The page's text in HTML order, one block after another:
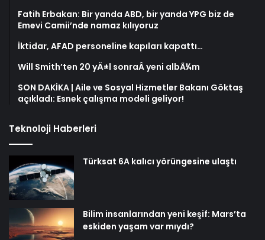
Fatih Erbakan: Bir yanda ABD, bir yanda YPG biz de
Emevi Camii’nde namaz kılıyoruz
İktidar, AFAD personeline kapıları kapattı…
Will Smith’ten 20 yÄ±l sonraÂ yeni albÃ¼m
SON DAKİKA | Aile ve Sosyal Hizmetler Bakanı Göktaş
açıkladı: Esnek çalışma modeli geliyor!
Teknoloji Haberleri
Türksat 6A kalıcı yörüngesine ulaştı
Bilim insanlarından yeni keşif: Mars’ta
eskiden yaşam var mıydı?